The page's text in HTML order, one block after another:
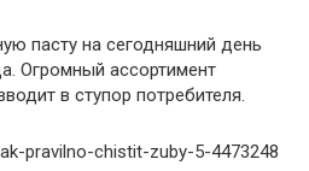
пасту на сегодняшний день
Огромный ассортимент
в ступор потребителя.